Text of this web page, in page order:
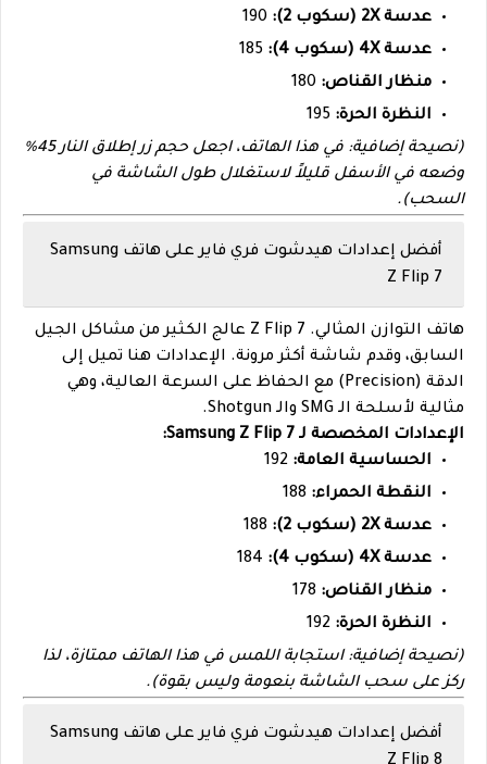
عدسة 2X (سكوب 2):
عدسة 4X (سكوب 4):
منظار القناص:
النظرة الحرة:
(نصيحة إضافية: في هذا الهاتف، اجعل حجم زر إطلاق النار 45%
وضعه في الأسفل قليلاً لاستغلال طول الشاشة في
السحب).
أفضل إعدادات هيدشوت فري فاير على هاتف Samsung
Z Flip 7
هاتف التوازن المثالي. Z Flip 7 عالج الكثير من مشاكل الجيل
السابق، وقدم شاشة أكثر مرونة. الإعدادات هنا تميل إلى
الدقة (Precision) مع الحفاظ على السرعة العالية، وهي
مثالية لأسلحة الـ SMG والـ Shotgun.
الإعدادات المخصصة لـ Samsung Z Flip 7:
الحساسية العامة:
النقطة الحمراء:
عدسة 2X (سكوب 2):
عدسة 4X (سكوب 4):
منظار القناص:
النظرة الحرة:
(نصيحة إضافية: استجابة اللمس في هذا الهاتف ممتازة، لذا
ركز على سحب الشاشة بنعومة وليس بقوة).
أفضل إعدادات هيدشوت فري فاير على هاتف Samsung